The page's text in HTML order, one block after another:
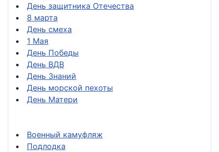
День защитника Отечества
8 марта
День смеха
1 Мая
День Победы
День ВДВ
День Знаний
День морской пехоты
День Матери
Военный камуфляж
Подлодка